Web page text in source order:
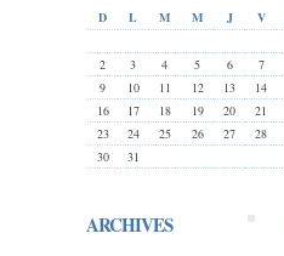
D L M M J V
2
3 4 5 6 7
9
10 11 12 13 14
16
17 18 19 20 21
23
24 25 26 27 28
30
31
ARCHIVES